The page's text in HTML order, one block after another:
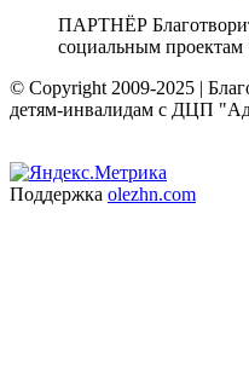
ПАРТНЁР
социальным
© Copyright 2009-2025 |
детям-инвалидам с ДЦП
Поддержка olezhn.com